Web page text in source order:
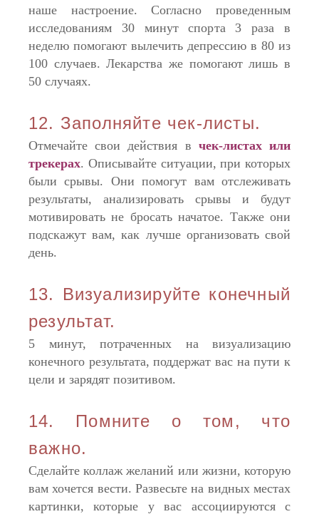
наше настроение. Согласно проведенным
исследованиям 30 минут спорта 3 раза в
неделю помогают вылечить депрессию в 80 из
100 случаев. Лекарства же помогают лишь в
50 случаях.
12. Заполняйте чек-листы.
Отмечайте свои действия в чек-листах или
трекерах. Описывайте ситуации, при которых
были срывы. Они помогут вам отслеживать
результаты, анализировать срывы и будут
мотивировать не бросать начатое. Также они
подскажут вам, как лучше организовать свой
день.
13. Визуализируйте конечный
результат.
5 минут, потраченных на визуализацию
конечного результата, поддержат вас на пути к
цели и зарядят позитивом.
14. Помните о том, что
важно.
Сделайте коллаж желаний или жизни, которую
вам хочется вести. Развесьте на видных местах
картинки, которые у вас ассоциируются с